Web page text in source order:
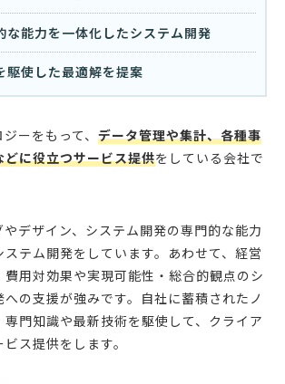
な能力を一体化したシステム開発
駆使した最適解を提案
ーをもって、 データ管理や集計、各種事
どに役立つサービス提供をしている会社で
デザイン、システム開発の専門的な能力
テム開発をしています。あわせて、経営
用対効果や実現可能性・総合的観点のシ
の支援が強みです。自社に蓄積されたノ
専門知識や最新技術を駆使して、クライア
ス提供をします。